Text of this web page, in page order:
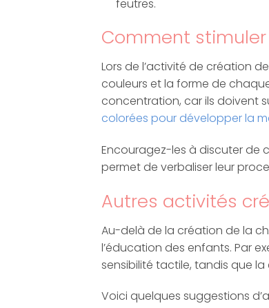
feutres.
Comment
Lors de l’activité de création
couleurs et la forme de
concentration, car ils doivent
colorées pour développer la
Encouragez-les à discuter de
permet de verbaliser leur
Autres activités
Au-delà de la création de la
l’éducation des enfants. Par
sensibilité tactile, tandis que
Voici quelques suggestions